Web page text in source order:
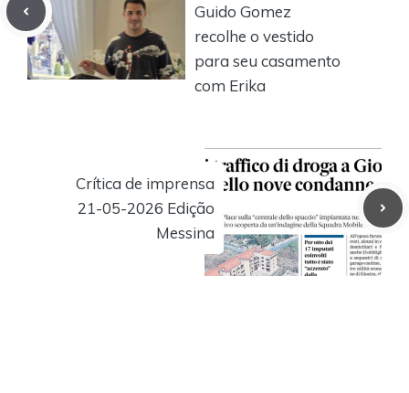
Guido Gomez
recolhe o vestido
para seu casamento
com Erika
Crítica de imprensa
21-05-2026 Edição
Messina